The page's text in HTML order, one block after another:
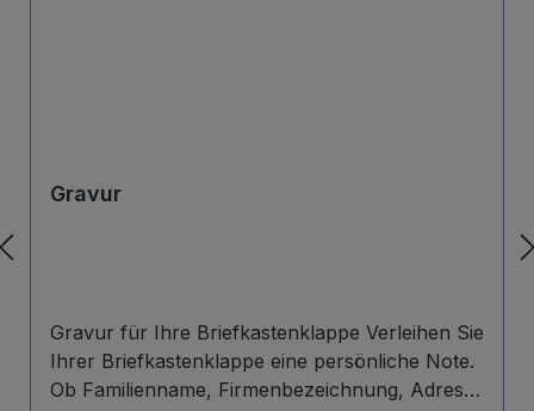
Gravur
Gravur für Ihre Briefkastenklappe Verleihen Sie
Ihrer Briefkastenklappe eine persönliche Note.
Ob Familienname, Firmenbezeichnung, Adresse